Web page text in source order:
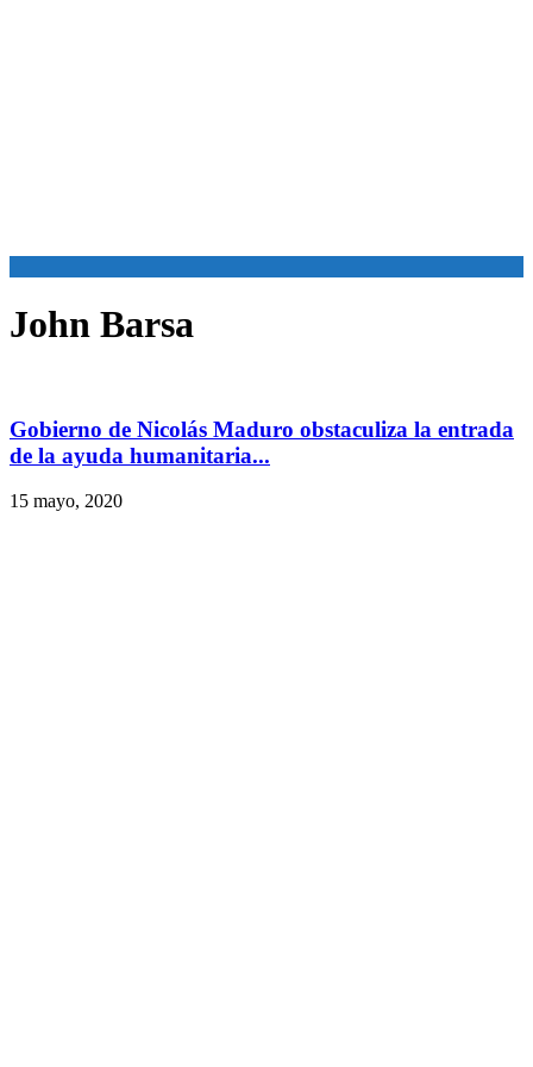
John Barsa
Gobierno de Nicolás Maduro obstaculiza la entrada
de la ayuda humanitaria...
15 mayo, 2020